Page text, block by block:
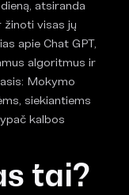
atsiranda
visas jų
apie Chat GPT,
algoritmus ir
Mokymo
siekiantiems
kalbos
tai?